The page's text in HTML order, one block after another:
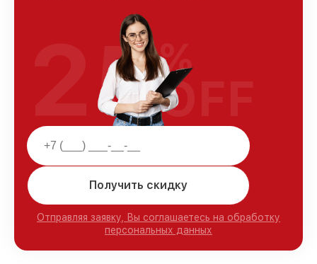
Получить скидку
Отправляя заявку, Вы соглашаетесь на обработку
персональных данных
25%
OFF